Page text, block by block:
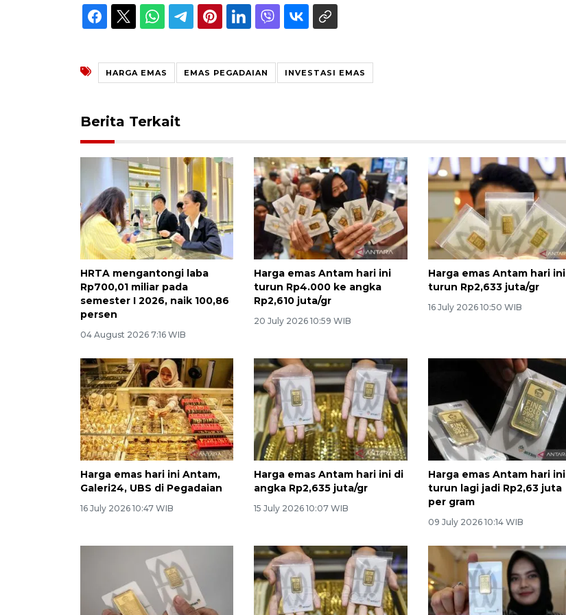
HARGA EMAS EMAS PEGADAIAN INVESTASI EMAS
Berita Terkait
HRTA mengantongi laba
Rp700,01 miliar pada
semester I 2026, naik 100,86
persen
04 August 2026 7:16 WIB
Harga emas Antam hari ini
turun Rp4.000 ke angka
Rp2,610 juta/gr
20 July 2026 10:59 WIB
Harga emas Antam hari ini
turun Rp2,633 juta/gr
16 July 2026 10:50 WIB
Harga emas hari ini Antam,
Galeri24, UBS di Pegadaian
16 July 2026 10:47 WIB
Harga emas Antam hari ini di
angka Rp2,635 juta/gr
15 July 2026 10:07 WIB
Harga emas Antam hari ini
turun lagi jadi Rp2,63 juta
per gram
09 July 2026 10:14 WIB
Memberantas kejahatan
jalanan Jakarta